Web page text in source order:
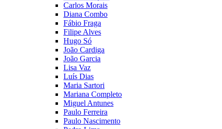
Carlos Morais
Diana Combo
Fábio Fraga
Filipe Alves
Hugo Só
João Cardiga
João Garcia
Lisa Vaz
Luís Dias
Maria Sartori
Mariana Completo
Miguel Antunes
Paulo Ferreira
Paulo Nascimento